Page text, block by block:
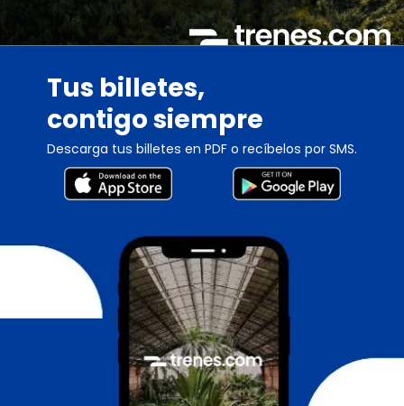
Tus billetes,
contigo siempre
Descarga tus billetes en PDF o recíbelos por SMS.